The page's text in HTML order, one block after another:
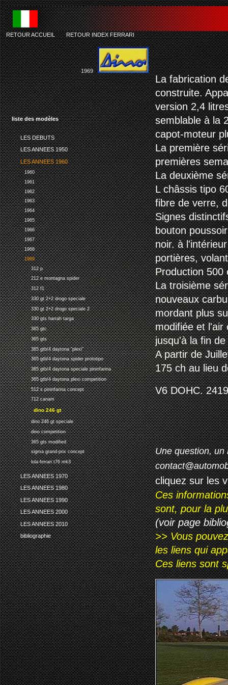
liste des modèles
LES DEBUTS
LES ANNEES 1950
LES ANNEES 1960
1960
1961
1962
1963
1964
1965
1966
1967
1968
1969
312 p
212 e montagna spider
312 f1
330 gt 2+2 drogo speciale
330 gt 2+2 drogo speciale 2
330 gts harrah targa
365 gtc
365 gts
365 gtb/4 daytona "plexi"
365 gtb/4 daytona spider prototipo
365 gtb/4 daytona speciale pininfarina
365 gtb/4 daytona plexi competition
512 s pininfarina concept
712 canam
dino 246 gt
dino 246 gt speciale
dino competition
365 gts modified
sigma grand-prix concept
lola-ferrari t76 mk3
LES ANNEES 1970
LES ANNEES 1980
LES ANNEES 1990
LES ANNEES 2000
LES ANNEES 2010
bibliographie
RETOUR ACCUEIL-RETOUR INDEX FERRARI
1969
La fabrication
construite.
version 2,4
semblable à la
capot-moteur
La première
premières
La deuxième
L châssis tipo
fibre de verre,
Signes
bouton
noir. à
portières,
Production 500
La troisième
nouveaux
mordant plus
modifiée et l'air
jusqu'à la fin
A partir de
175 ch au lieu
V6 DOHC.
Une question, un
cliquez sur les
Ces
sont, pour la
(voir page
>> Vous
les liens qui
Ces liens sont